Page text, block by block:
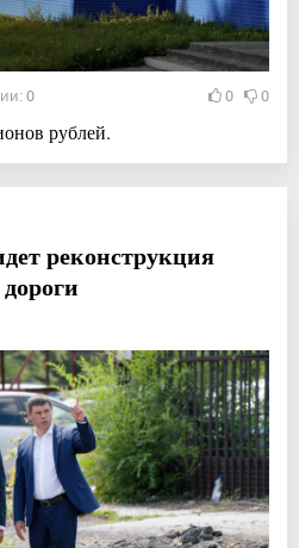
0 0 0
рублей.
реконструкция